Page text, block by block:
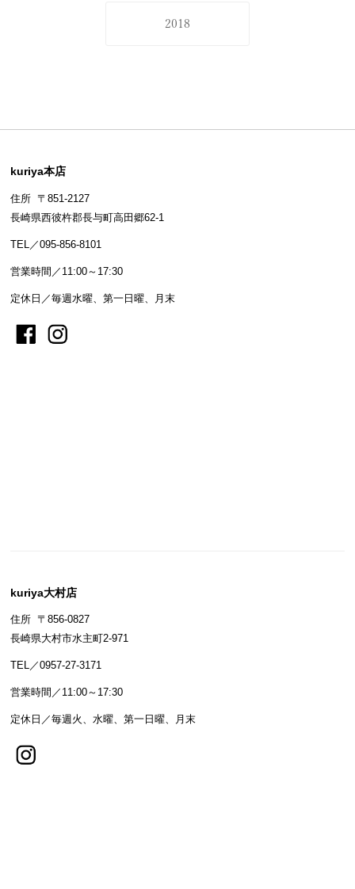
2018
kuriya本店
住所 〒851-2127
長崎県西彼杵郡長与町高田郷62-1
TEL／095-856-8101
営業時間／11:00～17:30
定休日／毎週水曜、第一日曜、月末
kuriya大村店
住所 〒856-0827
長崎県大村市水主町2-971
TEL／0957-27-3171
営業時間／11:00～17:30
定休日／毎週火、水曜、第一日曜、月末